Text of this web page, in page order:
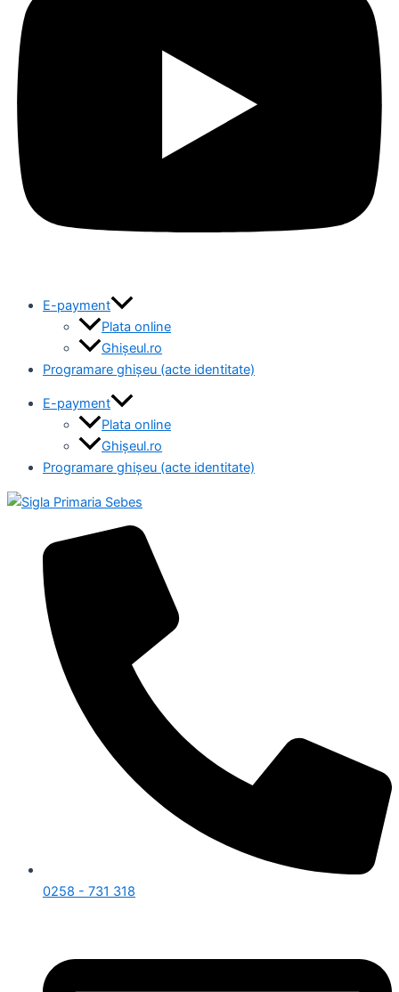
E-payment
Plata online
Ghișeul.ro
Programare ghișeu (acte identitate)
E-payment
Plata online
Ghișeul.ro
Programare ghișeu (acte identitate)
0258 - 731 318